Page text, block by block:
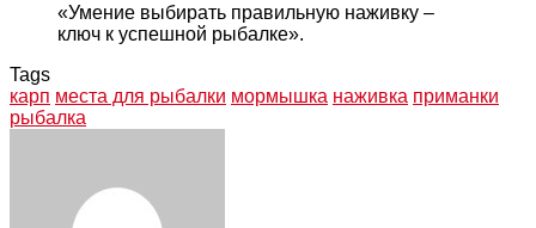
«Умение выбирать правильную наживку –
ключ к успешной рыбалке».
Tags
карп места для рыбалки мормышка наживка приманки
рыбалка